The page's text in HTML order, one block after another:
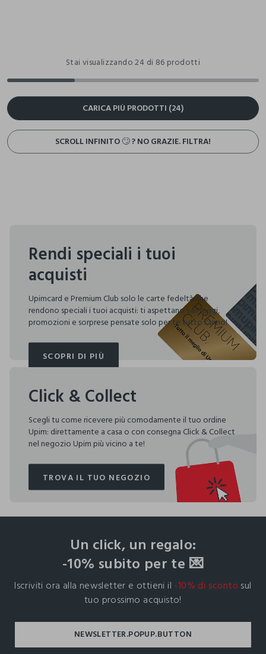
Stai visualizzando 24 di 86 prodotti
CARICA PIÙ PRODOTTI (24)
SCROLL INFINITO 🙄 ? NO GRAZIE. FILTRA!
Rendi speciali i tuoi
acquisti
Upimcard e Premium Club solo le carte fedeltà che
rendono speciali i tuoi acquisti: ti aspettano vantaggi,
promozioni e sorprese pensate solo per te tutto l'anno!
SCOPRI DI PIÙ
SCOPRI DI PIÙ
Click & Collect
Scegli tu come ricevere più comodamente il tuo ordine
Upim: direttamente a casa o con consegna Click & Collect
nel negozio Upim più vicino a te!
TROVA IL TUO NEGOZIO
TROVA IL TUO NEGOZIO
Un click, un regalo:
-10% subito per te 💌
Iscriviti ora alla newsletter e ottieni il -10% di sconto sul
tuo prossimo acquisto!